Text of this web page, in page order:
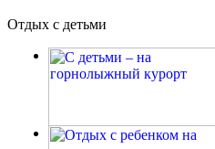
Отдых с детьми